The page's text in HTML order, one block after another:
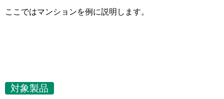
ここではマンションを例に説明します。
対象製品